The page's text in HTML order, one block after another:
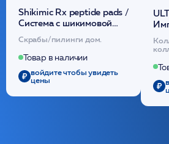
Shikimic Rx peptide pads /
Cистема с шикимовой
кислотой обновляющая
(30шт) /HP
Скрабы/пилинги дом.
Товар в наличии
войдите чтобы увидеть
цены
/